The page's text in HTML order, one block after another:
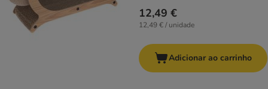
12,49 €
12,49 € / unidade
Adicionar ao carrinho